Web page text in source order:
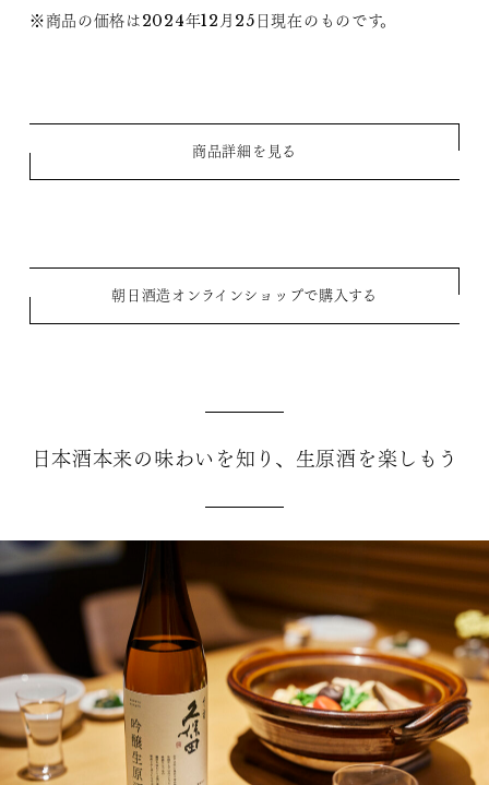
※商品の価格は2024年12月25日現在のものです。
商品詳細を見る
朝日酒造オンラインショップで購入する
日本酒本来の味わいを知り、生原酒を楽しもう